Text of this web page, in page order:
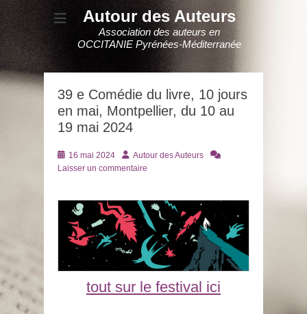
Autour des Auteurs
Association des auteurs en
OCCITANIE Pyrénées-Méditerranée
39 e Comédie du livre, 10 jours
en mai, Montpellier, du 10 au
19 mai 2024
Posté
le
16 mai 2024 AuteurAutour des Auteurs
Laisser un commentaire
tout sur le festival ici